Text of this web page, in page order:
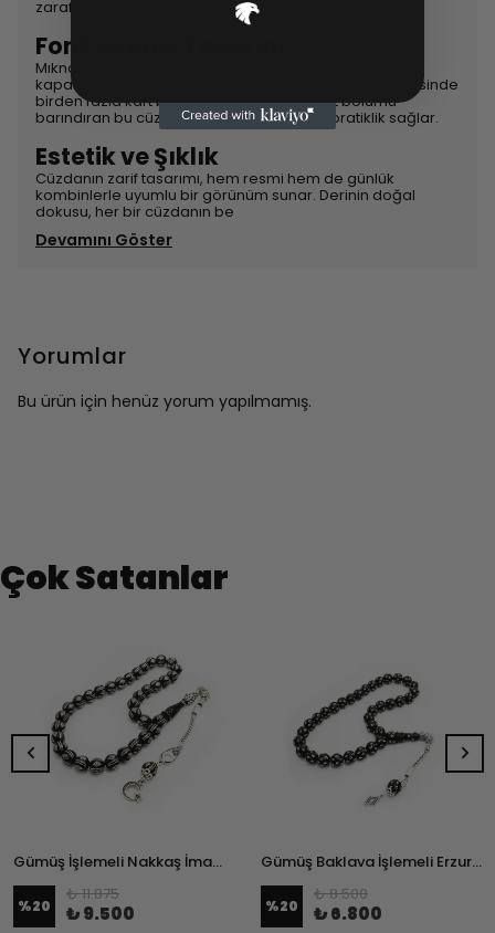
zarafeti ile dikkat çekmektedir.
Fonksiyonel Tasarım
Mıknatıslı kapak sistemi, cüzdanın güvenli bir şekilde
kapanmasını sağlarken, hızlı erişim imkanı sunar. İçerisinde
birden fazla kart bölmesi ve geniş bir nakit bölümü
barındıran bu cüzdan, günlük kullanımda pratiklik sağlar.
Estetik ve Şıklık
Cüzdanın zarif tasarımı, hem resmi hem de günlük
kombinlerle uyumlu bir görünüm sunar. Derinin doğal
dokusu, her bir cüzdanın be
Devamını Göster
Yorumlar
Bu ürün için henüz yorum yapılmamış.
Çok Satanlar
Gümüş İşlemeli Nakkaş İmameli Erzurum Oltu Taşı Tesbih
%20
₺ 11.875
₺ 9.500
Gümüş Baklava İşlemeli Erzurum Oltu Taşı Tesbih
%20
₺ 8.500
₺ 6.800